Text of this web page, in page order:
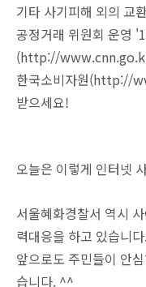
기타 사기피해 외의 교
공정거래 위원회 운영
(http://
한국소비자원(http://
받으세요!
오늘은 이렇게 인터넷
서울혜화경찰서 역시
력대응을 하고 있습니
앞으로도 주민들이 안
습니다. ^^